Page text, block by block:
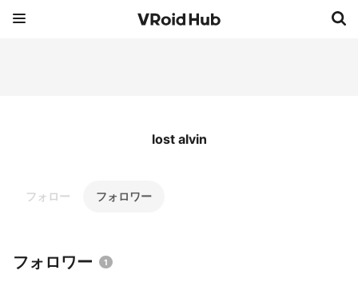
lost alvin
フォロー フォロワー
フォロワー 1